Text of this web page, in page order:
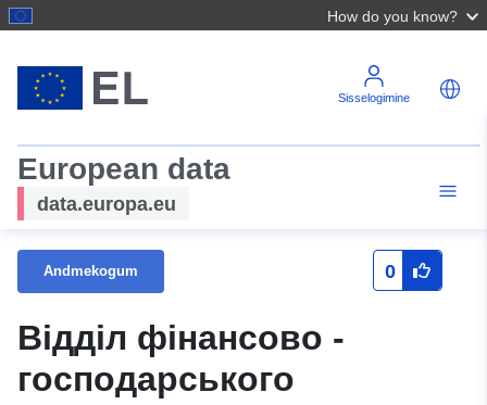
How do you know?
Sisselogimine
European data
data.europa.eu
Andmekogum 0
Відділ фінансово -
господарського